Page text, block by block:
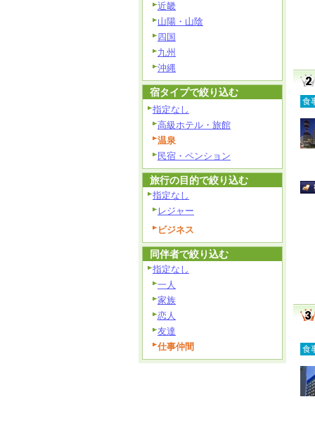
食
食
近畿
山陽・山陰
四国
九州
沖縄
宿タイプで絞り込む
指定なし
高級ホテル・旅館
温泉
民宿・ペンション
旅行の目的で絞り込む
指定なし
レジャー
ビジネス
同伴者で絞り込む
指定なし
一人
家族
恋人
友達
仕事仲間